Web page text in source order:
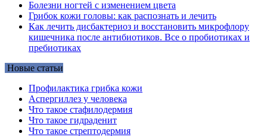
Болезни ногтей с изменением цвета
Грибок кожи головы: как распознать и лечить
Как лечить дисбактериоз и восстановить микрофлору
кишечника после антибиотиков. Все о пробиотиках и
пребиотиках
Новые статьи
Профилактика грибка кожи
Аспергиллез у человека
Что такое стафилодермия
Что такое гидраденит
Что такое стрептодермия